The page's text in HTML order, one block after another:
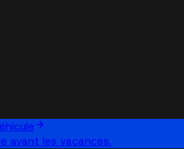
avant les vacances.